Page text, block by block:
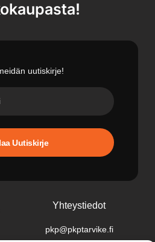
uutiskirje!
Uutiskirje
Yhteystiedot
pkp@pkptarvike.fi